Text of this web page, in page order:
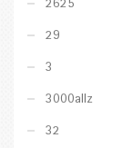
2625
29
3
3000allz
32